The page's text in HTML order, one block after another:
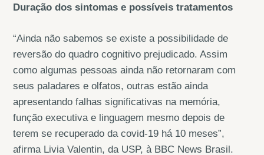
Duração dos sintomas e possíveis tratamentos
“Ainda não sabemos se existe a possibilidade de
reversão do quadro cognitivo prejudicado. Assim
como algumas pessoas ainda não retornaram com
seus paladares e olfatos, outras estão ainda
apresentando falhas significativas na memória,
função executiva e linguagem mesmo depois de
terem se recuperado da covid-19 há 10 meses”,
afirma Livia Valentin, da USP, à BBC News Brasil.